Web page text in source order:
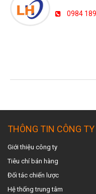
0984
THÔNG TIN CÔNG TY
Giới thiệu công ty
Tiêu chí bán hàng
Đối tác chiến lược
Hệ thống trung tâm